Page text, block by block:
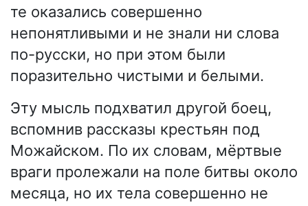
те оказались совершенно
непонятливыми и не знали ни слова
по-русски, но при этом были
поразительно чистыми и белыми.
Эту мысль подхватил другой боец,
вспомнив рассказы крестьян под
Можайском. По их словам, мёртвые
враги пролежали на поле битвы около
месяца, но их тела совершенно не